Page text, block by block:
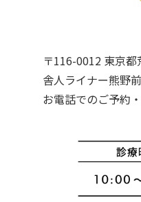
〒116-0012 東京
舎人ライナー熊野
お電話でのご予約